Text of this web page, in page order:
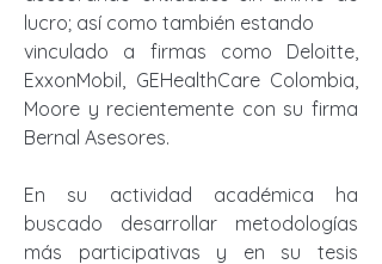
lucro; así como también estando
vinculado a firmas como Deloitte,
ExxonMobil, GEHealthCare Colombia,
Moore y recientemente con su firma
Bernal Asesores.
En su actividad académica ha
buscado desarrollar metodologías
más participativas y en su tesis